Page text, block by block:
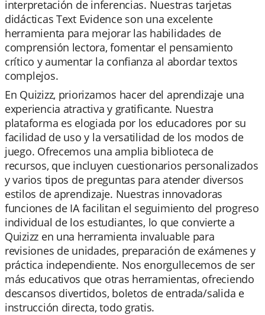
interpretación de inferencias. Nuestras tarjetas
didácticas Text Evidence son una excelente
herramienta para mejorar las habilidades de
comprensión lectora, fomentar el pensamiento
crítico y aumentar la confianza al abordar textos
complejos.
En Quizizz, priorizamos hacer del aprendizaje una
experiencia atractiva y gratificante. Nuestra
plataforma es elogiada por los educadores por su
facilidad de uso y la versatilidad de los modos de
juego. Ofrecemos una amplia biblioteca de
recursos, que incluyen cuestionarios personalizados
y varios tipos de preguntas para atender diversos
estilos de aprendizaje. Nuestras innovadoras
funciones de IA facilitan el seguimiento del progreso
individual de los estudiantes, lo que convierte a
Quizizz en una herramienta invaluable para
revisiones de unidades, preparación de exámenes y
práctica independiente. Nos enorgullecemos de ser
más educativos que otras herramientas, ofreciendo
descansos divertidos, boletos de entrada/salida e
instrucción directa, todo gratis.